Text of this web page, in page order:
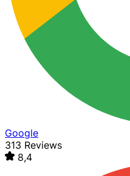
Google
313 Reviews
8,4